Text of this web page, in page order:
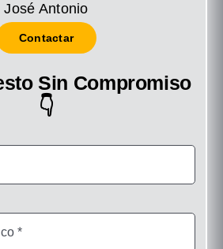
José Antonio
Contactar
Sin Compromiso
👇